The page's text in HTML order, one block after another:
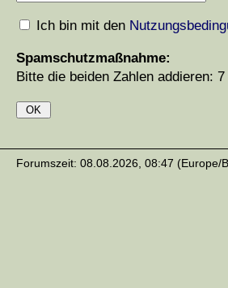
Ich bin mit den
Spamschutzmaßnahme:
Bitte die beiden Zahlen addieren:
Forumszeit: 08.08.2026, 08:47 (Europe/